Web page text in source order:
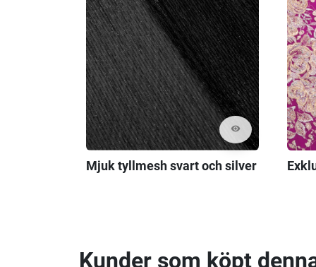
visibility
Mjuk tyllmesh svart och silver
Kunder som köpt